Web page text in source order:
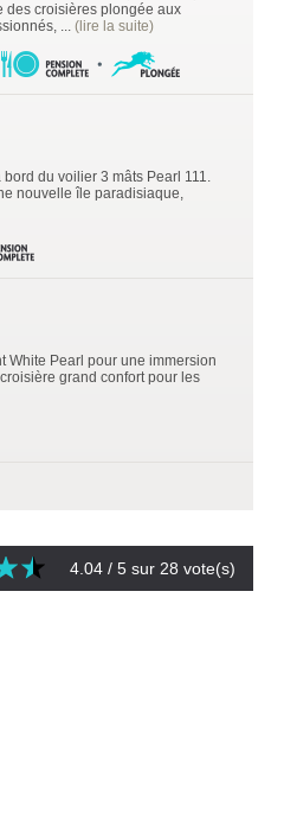
des croisières plongée aux
... (lire la suite)
du voilier 3 mâts Pearl 111.
nouvelle île paradisiaque,
White Pearl pour une immersion
grand confort pour les
4.04 / 5 sur 28 vote(s)